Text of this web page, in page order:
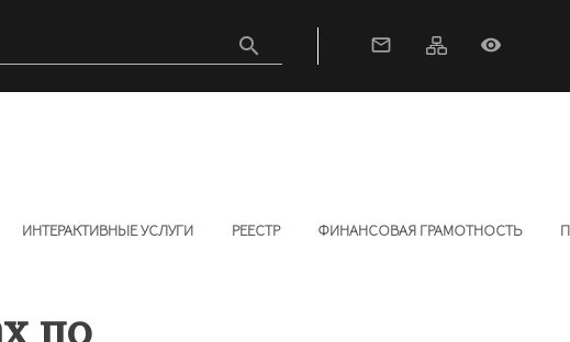
search mail_outline visibility
ИНТЕРАКТИВНЫЕ УСЛУГИ РЕЕСТР ФИНАНСОВАЯ ГРАМОТНОСТЬ